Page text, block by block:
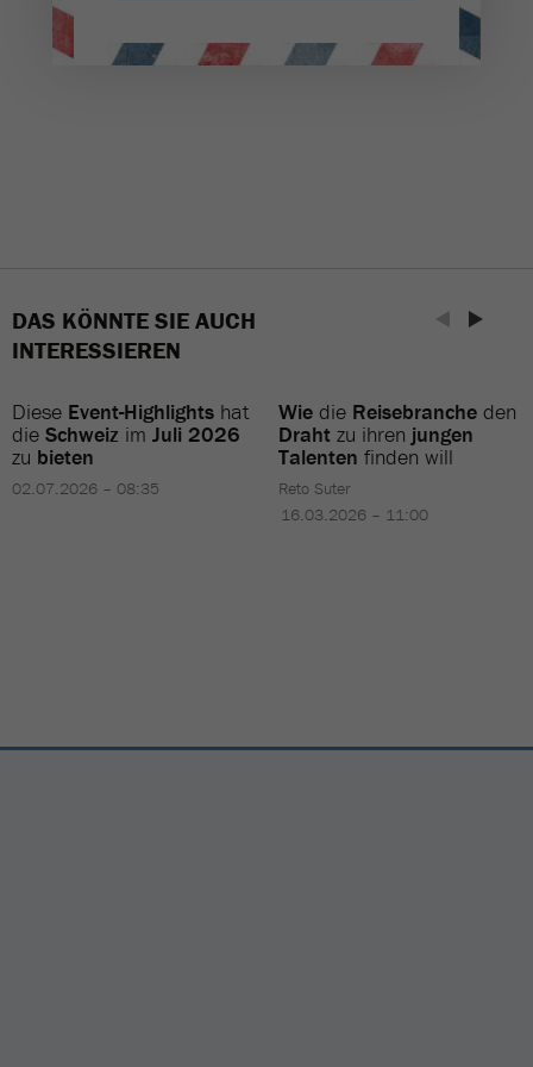
DAS KÖNNTE SIE AUCH
INTERESSIEREN
Diese Event-Highlights hat
die Schweiz im Juli 2026
zu bieten
02.07.2026 – 08:35
Wie die Reisebranche den
Draht zu ihren jungen
Talenten finden will
Reto Suter
16.03.2026 – 11:00